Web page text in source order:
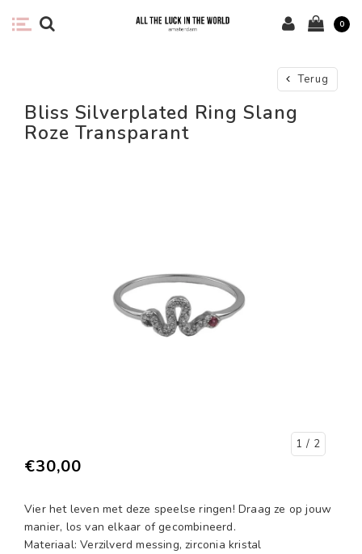
0
Terug
Bliss Silverplated Ring Slang
Roze Transparant
1 / 2
€30,00
Vier het leven met deze speelse ringen! Draag ze op jouw
manier, los van elkaar of gecombineerd.
Materiaal: Verzilverd messing, zirconia kristal